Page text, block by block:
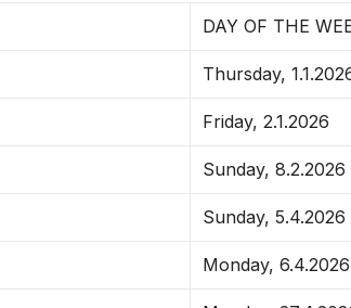
DAY OF THE
Thursday,
Friday, 2.1.2026
Sunday, 8.2.2026
Sunday, 5.4.2026
Monday, 6.4.2026